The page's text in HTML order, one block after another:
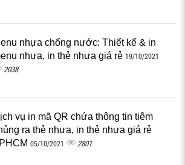
nhựa chống nước: Thiết kế & in
nhựa, in thẻ nhựa giá rẻ 19/10/2021
2038
vụ in mã QR chứa thông tin tiêm
ra thẻ nhựa, in thẻ nhựa giá rẻ
05/10/2021 2801